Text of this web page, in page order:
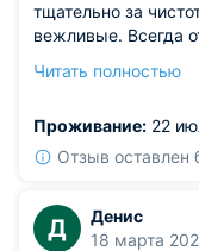
тщательно за
вежливые. Всегда
уборка, поэтому к
Читать полностью
Проживание: 22
Отзыв оставлен
Д
Денис
18 марта